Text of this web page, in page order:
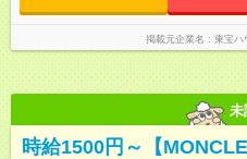
掲載元企業名 東宝ハ
未
時給1500円～【